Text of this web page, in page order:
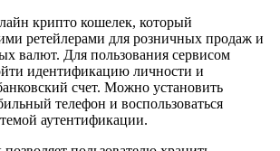
крипто кошелек, который
ретейлерами для розничных продаж и
валют. Для пользования сервисом
идентификацию личности и
счет. Можно установить
телефон и воспользоваться
аутентификации.